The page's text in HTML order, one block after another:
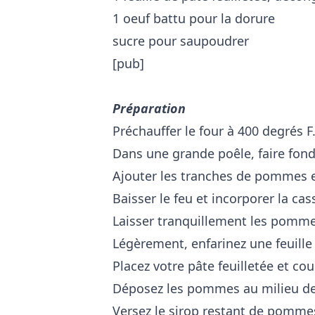
1 oeuf battu pour la dorure
sucre pour saupoudrer
[pub]
Préparation
Préchauffer le four à 400 degrés F.
Dans une grande poêle, faire
Ajouter les tranches de pommes
Baisser le feu et incorporer la
Laisser tranquillement les
Légèrement, enfarinez une
Placez votre pâte feuilletée et
Déposez les pommes au milieu
Versez le sirop restant de